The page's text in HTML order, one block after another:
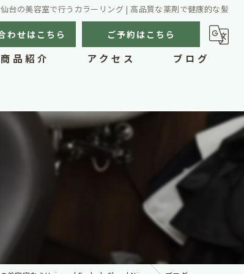
仙台の美容室で行うカラーリング | 高品質な薬剤で健康的な髪
わせはこちら ご予約はこちら
商品紹介 アクセス ブログ